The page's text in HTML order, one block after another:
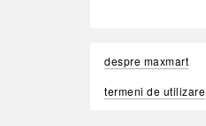
despre maxmart
termeni de utilizare